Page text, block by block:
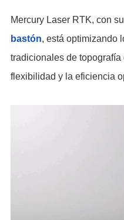
Mercury Laser RTK, con
bastón, está optimizando
tradicionales de
flexibilidad y la eficiencia